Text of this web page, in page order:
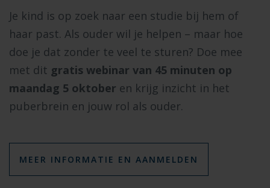
Je kind is op zoek naar een studie bij hem of
haar past. Als ouder wil je helpen – maar hoe
doe je dat zonder te veel te sturen? Doe mee
met dit gratis webinar van 45 minuten op
maandag 5 oktober en krijg inzicht in het
puberbrein en jouw rol als ouder.
MEER INFORMATIE EN AANMELDEN